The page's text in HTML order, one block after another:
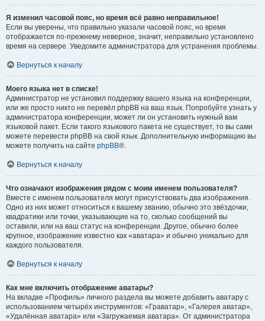
Я изменил часовой пояс, но время всё равно неправильное!
Если вы уверены, что правильно указали часовой пояс, но время
отображается по-прежнему неверное, значит, неправильно установлено
время на сервере. Уведомите администратора для устранения проблемы.
Вернуться к началу
Моего языка нет в списке!
Администратор не установил поддержку вашего языка на конференции,
или же просто никто не перевёл phpBB на ваш язык. Попробуйте узнать у
администратора конференции, может ли он установить нужный вам
языковой пакет. Если такого языкового пакета не существует, то вы сами
можете перевести phpBB на свой язык. Дополнительную информацию вы
можете получить на сайте phpBB®.
Вернуться к началу
Что означают изображения рядом с моим именем пользователя?
Вместе с именем пользователя могут присутствовать два изображения.
Одно из них может относиться к вашему званию, обычно это звёздочки,
квадратики или точки, указывающие на то, сколько сообщений вы
оставили, или на ваш статус на конференции. Другое, обычно более
крупное, изображение известно как «аватара» и обычно уникально для
каждого пользователя.
Вернуться к началу
Как мне включить отображение аватары?
На вкладке «Профиль» личного раздела вы можете добавить аватару с
использованием четырёх инструментов: «Граватар», «Галерея аватар»,
«Удалённая аватара» или «Загружаемая аватара». От администратора